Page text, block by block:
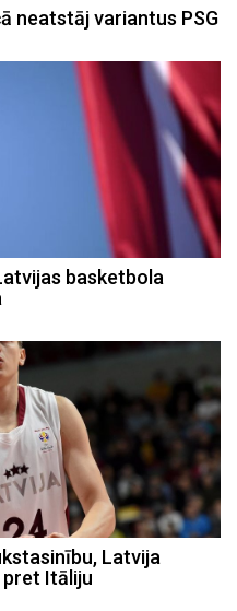
neatstāj variantus PSG
basketbola
Latvija
pret Itāliju